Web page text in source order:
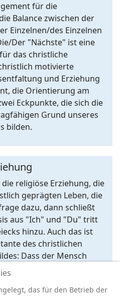
für die
Balance zwischen der
Einzelnen/des Einzelnen
Der "Nächste" ist eine
das christliche
motivierte
und Erziehung
die Orientierung am
Eckpunkte, die sich die
Grund unseres
bilden.
religiöse Erziehung, die
geprägten Leben, die
dazu, dann schließt
aus "Ich" und "Du" tritt
hinzu. Auch das ist
des christlichen
Dass der Mensch
Gott zu
unseren
das für den Betrieb der